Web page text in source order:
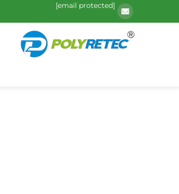
[email protected]